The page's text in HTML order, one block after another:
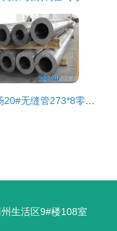
生活区9#楼108室